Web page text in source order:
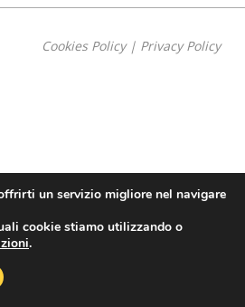
Cookies Policy| Privacy Policy
un servizio migliore nel navigare
cookie stiamo utilizzando o
.